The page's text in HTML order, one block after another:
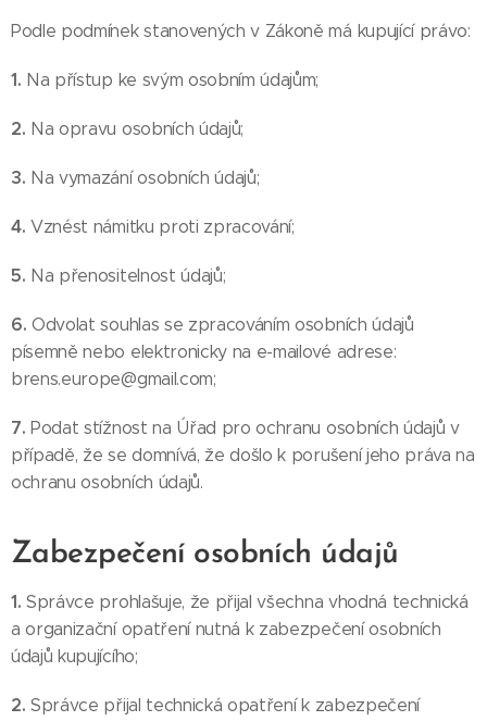
Podle podmínek stanovených v Zákoně má kupující právo:
1. Na přístup ke svým osobním údajům;
2. Na opravu osobních údajů;
3. Na vymazání osobních údajů;
4.Vznést námitku proti zpracování;
5. Na přenositelnost údajů;
6.Odvolat souhlas se zpracováním osobních údajů
písemně nebo elektronicky na e-mailové adrese:
brens.europe@gmail.com;
7. Podat stížnost na Úřad pro ochranu osobních údajů v
případě, že se domnívá, že došlo k porušení jeho práva na
ochranu osobních údajů.
Zabezpečení osobních údajů
1. Správce prohlašuje, že přijal všechna vhodná technická
a organizační opatření nutná k zabezpečení osobních
údajů kupujícího;
2.Správce přijal technická opatření k zabezpečení